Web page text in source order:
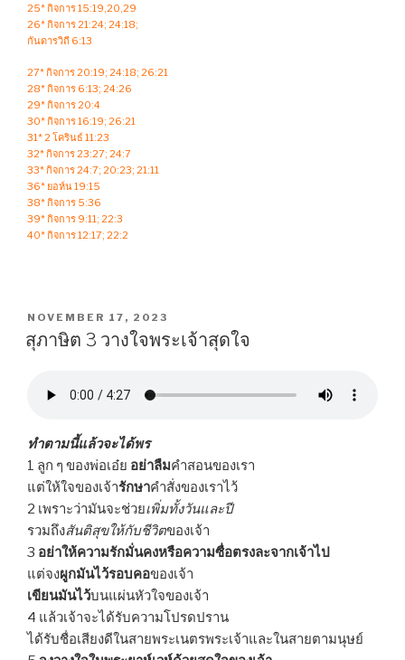
25* กิจการ 15:19,20,29
26* กิจการ 21:24; 24:18;
กันดารวิถี 6:13
27* กิจการ 20:19; 24:18; 26:21
28* กิจการ 6:13; 24:26
29* กิจการ 20:4
30* กิจการ 16:19; 26:21
31* 2 โครินธ์ 11:23
32* กิจการ 23:27; 24:7
33* กิจการ 24:7; 20:23; 21:11
36* ยอห์น 19:15
38* กิจการ 5:36
39* กิจการ 9:11; 22:3
40* กิจการ 12:17; 22:2
POSTED
ON
NOVEMBER 17, 2023
สุภาษิต 3 วางใจพระเจ้าสุดใจ
ทำตามนี้แล้วจะได้พร
1 ลูก ๆ ของพ่อเอ๋ย อย่าลืมคำสอนของเรา
แต่ให้ใจของเจ้ารักษาคำสั่งของเราไว้
2 เพราะว่ามันจะช่วยเพิ่มทั้งวันและปี
รวมถึงสันติสุขให้กับชีวิตของเจ้า
3 อย่าให้ความรักมั่นคงหรือความซื่อตรงละจากเจ้าไป
แต่จงผูกมันไว้รอบคอของเจ้า
เขียนมันไว้บนแผ่นหัวใจของเจ้า
4 แล้วเจ้าจะได้รับความโปรดปราน
ได้รับชื่อเสียงดีในสายพระเนตรพระเจ้าและในสายตามนุษย์